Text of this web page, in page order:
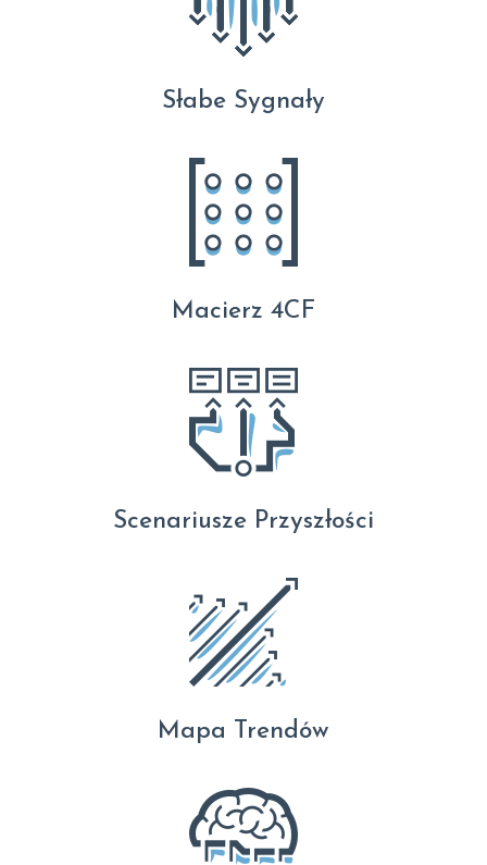
Słabe Sygnały
Macierz 4CF
Scenariusze Przyszłości
Mapa Trendów